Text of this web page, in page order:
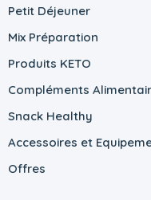
Petit Déjeuner
Mix Préparation
Produits KETO
Compléments
Snack Healthy
Accessoires et
Offres